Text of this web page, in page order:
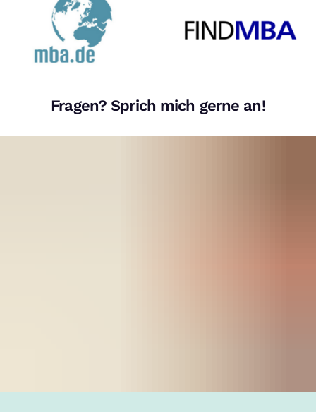
Fragen? Sprich mich gerne an!